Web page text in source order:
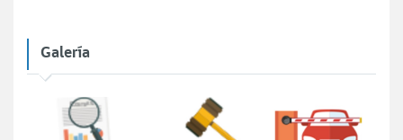
Galería